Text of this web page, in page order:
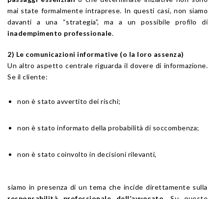
mai state formalmente intraprese. In questi casi, non siamo
davanti a una “strategia”, ma a un possibile profilo di
inadempimento professionale.
2) Le comunicazioni informative (o la loro assenza)
Un altro aspetto centrale riguarda il dovere di informazione.
Se il cliente:
non è stato avvertito dei rischi;
non è stato informato della probabilità di soccombenza;
non è stato coinvolto in decisioni rilevanti,
siamo in presenza di un tema che incide direttamente sulla